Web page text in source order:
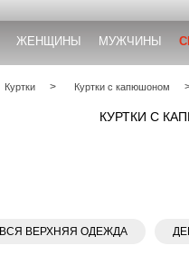
ЖЕНЩИНЫ МУЖЧИНЫ
Куртки Куртки с капюшоном
КУРТКИ С
ВСЯ ВЕРХНЯЯ ОДЕЖДА